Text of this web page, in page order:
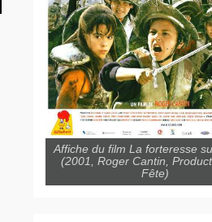
Affiche du film La forteresse
(2001, Roger Cantin,
Fête)